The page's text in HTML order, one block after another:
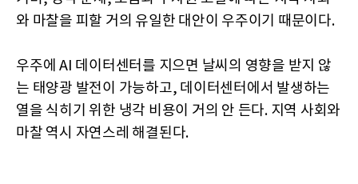
와 마찰을 피할 거의 유일한 대안이 우주이기 때문이다.
우주에 AI 데이터센터를 지으면 날씨의 영향을 받지 않
는 태양광 발전이 가능하고, 데이터센터에서 발생하는
열을 식히기 위한 냉각 비용이 거의 안 든다. 지역 사회와
마찰 역시 자연스레 해결된다.